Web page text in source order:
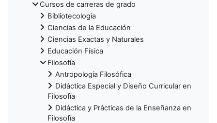
Cursos de carreras de grado
Bibliotecología
Ciencias de la Educación
Ciencias Exactas y Naturales
Educación Física
Filosofía
Antropología Filosófica
Didáctica Especial y Diseño Curricular en
Filosofía
Didáctica y Prácticas de la Enseñanza en
Filosofía